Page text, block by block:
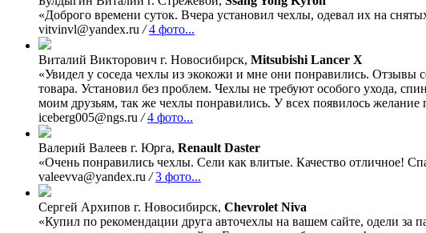
«Доброго времени суток. Вчера установил чехлы, одевал их на
vitvinvl@yandex.ru / 4 фото...
Виталий Викторович г. Новосибирск, Mitsubishi Lancer X
«Увидел у соседа чехлы из экокожи и мне они понравились. Отзывы
товара. Установил без проблем. Чехлы не требуют особого ухода,
моим друзьям, так же чехлы понравились. У всех появилось желание
iceberg005@ngs.ru / 4 фото...
Валерий Валеев г. Юрга, Renault Daster
«Очень понравились чехлы. Сели как влитые. Качество отличное!
valeevva@yandex.ru / 3 фото...
Сергей Архипов г. Новосибирск, Chevrolet Niva
«Купил по рекомендации друга авточехлы на вашем сайте, одели за